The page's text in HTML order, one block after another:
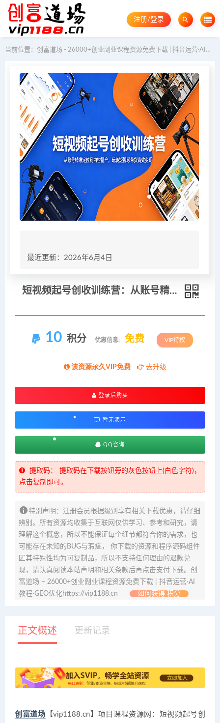
注册/登录
当前位置： 创富道场 - 26000+创业副业课程资源免费下载 | 抖音运营·AI教程·GEO优化
最近更新：2026年6月4日
短视频起号创收训练营：从账号精准定位到内容量产，玩转短视频带货高效变现
10 积分 优惠信息: 免费 VIP特权
该资源永久VIP免费 去升级
登录后购买
暂无演示
QQ咨询
提取码：
提取码在下载按钮旁的灰色按钮上(白色字符)，
点击复制即可。
特别声明：注册会员根据级别享有相关下载优惠，请仔细
辨别。所有资源均收集于互联网仅供学习、参考和研究，请
理解这个概念，所以不能保证每个细节都符合你的需求，也
可能存在未知的BUG与瑕疵， 你下载的资源和程序源码组件
因其特殊性均为可复制品，所以不支持任何理由的退款兑
现，请认真阅读本站声明和相关条款后再点击支付下载。创
富道场 – 26000+创业副业课程资源免费下载 | 抖音运营·AI
教程·GEO优化https://vip1188.cn
如何获得 积分
正文概述 更新记录
创富道场 【vip1188.cn】项目课程资源网：短视频起号创